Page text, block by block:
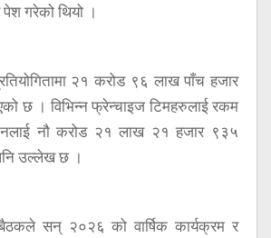
गरेको थियो ।
२१ करोड ९६ लाख पाँच हजार
छ । विभिन्न फ्रेन्चाइज टिमहरुलाई रकम
नौ करोड २१ लाख २१ हजार ९३५
उल्लेख छ ।
बैठकले सन् २०२६ को वार्षिक कार्यक्रम र